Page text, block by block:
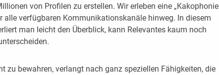
von Profilen zu erstellen. Wir erleben eine „Kakophonie
alle verfügbaren Kommunikationskanäle hinweg. In diesem
man leicht den Überblick, kann Relevantes kaum noch
zu bewahren, verlangt nach ganz speziellen Fähigkeiten, die